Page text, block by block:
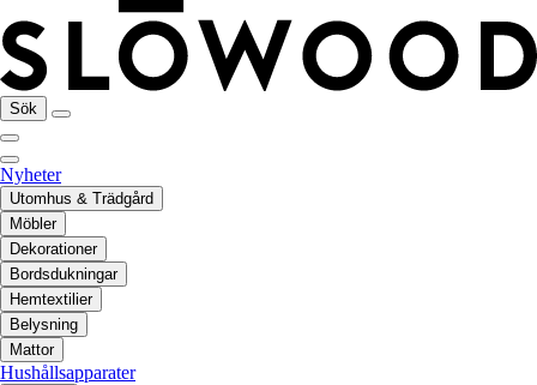
Sök
Nyheter
Utomhus & Trädgård
Möbler
Dekorationer
Bordsdukningar
Hemtextilier
Belysning
Mattor
Hushållsapparater